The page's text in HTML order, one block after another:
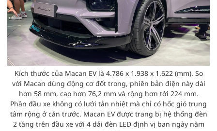
Kích thước của Macan EV là 4.786 x 1.938 x 1.622 (mm). So
với Macan dùng động cơ đốt trong, phiên bản điện này dài
hơn 58 mm, cao hơn 76,2 mm và rộng hơn tới 224 mm.
Phần đầu xe không có lưới tản nhiệt mà chỉ có hốc gió trung
tâm rộng ở cản trước. Macan EV được trang bị hệ thống đèn
2 tầng trên đầu xe với 4 dải đèn LED định vị ban ngày nằm